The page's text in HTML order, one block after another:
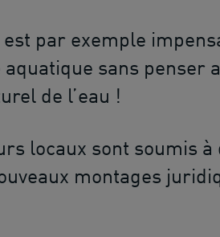
est par exemple
sans penser
de l’eau !
locaux sont soumis
montages